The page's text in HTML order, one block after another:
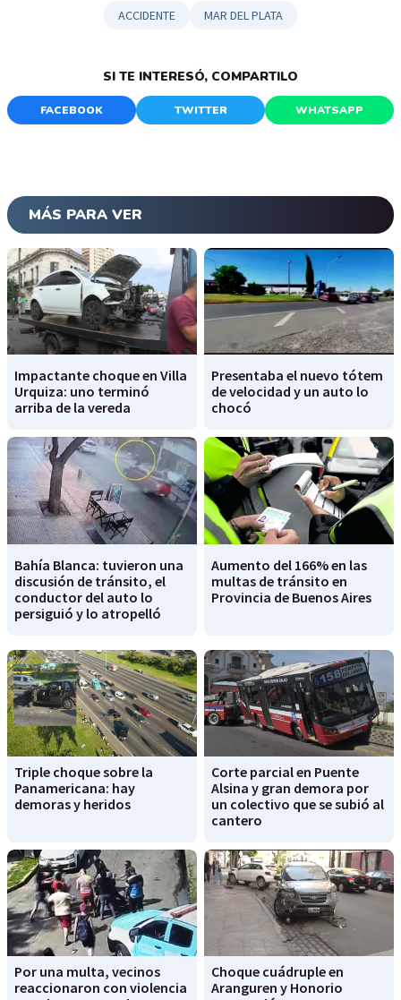
ACCIDENTE MAR DEL PLATA
SI TE INTERESÓ, COMPARTILO
FACEBOOK TWITTER WHATSAPP
MÁS PARA VER
Impactante choque en Villa
Urquiza: uno terminó
arriba de la vereda
Presentaba el nuevo tótem
de velocidad y un auto lo
chocó
Bahía Blanca: tuvieron una
discusión de tránsito, el
conductor del auto lo
persiguió y lo atropelló
Aumento del 166% en las
multas de tránsito en
Provincia de Buenos Aires
Triple choque sobre la
Panamericana: hay
demoras y heridos
Corte parcial en Puente
Alsina y gran demora por
un colectivo que se subió al
cantero
Por una multa, vecinos
reaccionaron con violencia
Choque cuádruple en
Aranguren y Honorio